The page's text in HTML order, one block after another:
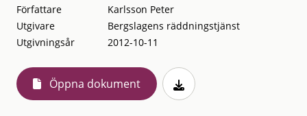
Författare
Karlsson Peter
Utgivare
Bergslagens räddningstjänst
Utgivningsår
2012-10-11
Öppna dokument